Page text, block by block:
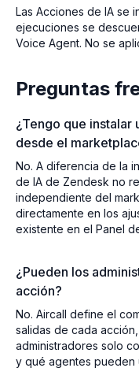
Las Acciones de IA se
ejecuciones se
Voice Agent. No se
Preguntas
¿Tengo que instalar
desde el
No. A diferencia de la
de IA de Zendesk no
independiente del
directamente en los
existente en el Panel
¿Pueden los
acción?
No. Aircall define el
salidas de cada
administradores solo
y qué agentes pueden